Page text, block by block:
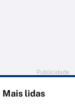
Publicidade
Mais lidas